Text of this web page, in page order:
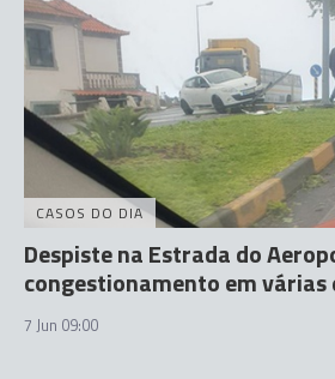
CASOS DO DIA
Despiste na Estrada do
congestionamento em
7 Jun 09:00